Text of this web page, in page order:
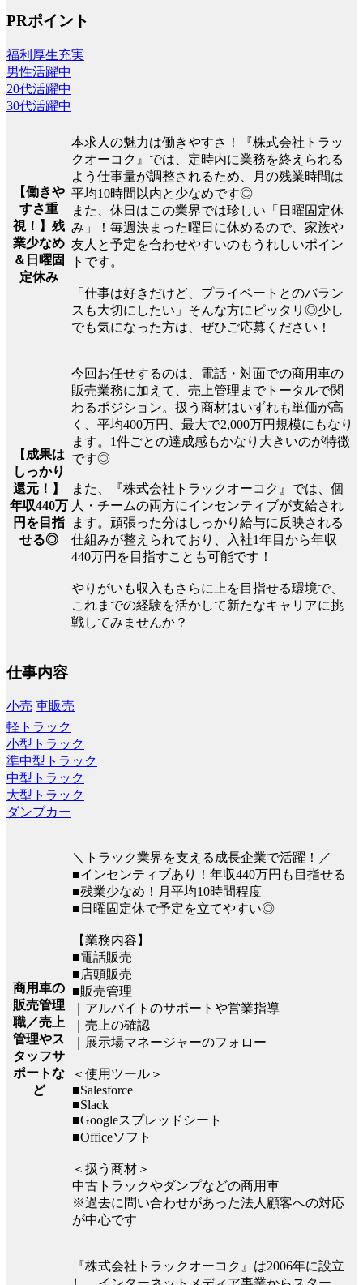
PRポイント
福利厚生充実
男性活躍中
20代活躍中
30代活躍中
【働きや
すさ重
視！】残
業少なめ
＆日曜固
定休み
本求人の魅力は働きやすさ！『株式会社トラッ
クオーコク』では、定時内に業務を終えられる
よう仕事量が調整されるため、月の残業時間は
平均10時間以内と少なめです◎
また、休日はこの業界では珍しい「日曜固定休
み」！毎週決まった曜日に休めるので、家族や
友人と予定を合わせやすいのもうれしいポイン
トです。
「仕事は好きだけど、プライベートとのバラン
スも大切にしたい」そんな方にピッタリ◎少し
でも気になった方は、ぜひご応募ください！
【成果は
しっかり
還元！】
年収440万
円を目指
せる◎
今回お任せするのは、電話・対面での商用車の
販売業務に加えて、売上管理までトータルで関
わるポジション。扱う商材はいずれも単価が高
く、平均400万円、最大で2,000万円規模にもなり
ます。1件ごとの達成感もかなり大きいのが特徴
です◎
また、『株式会社トラックオーコク』では、個
人・チームの両方にインセンティブが支給され
ます。頑張った分はしっかり給与に反映される
仕組みが整えられており、入社1年目から年収
440万円を目指すことも可能です！
やりがいも収入もさらに上を目指せる環境で、
これまでの経験を活かして新たなキャリアに挑
戦してみませんか？
仕事内容
小売 車販売
軽トラック
小型トラック
準中型トラック
中型トラック
大型トラック
ダンプカー
商用車の
販売管理
職／売上
管理やス
タッフサ
ポートな
ど
＼トラック業界を支える成長企業で活躍！／
■インセンティブあり！年収440万円も目指せる
■残業少なめ！月平均10時間程度
■日曜固定休で予定を立てやすい◎
【業務内容】
■電話販売
■店頭販売
■販売管理
｜アルバイトのサポートや営業指導
｜売上の確認
｜展示場マネージャーのフォロー
＜使用ツール＞
■Salesforce
■Slack
■Googleスプレッドシート
■Officeソフト
＜扱う商材＞
中古トラックやダンプなどの商用車
※過去に問い合わせがあった法人顧客への対応
が中心です
『株式会社トラックオーコク』は2006年に設立